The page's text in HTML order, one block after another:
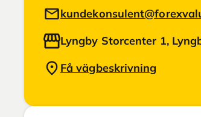
Lyngby Storcenter 1,
Få vägbeskrivning